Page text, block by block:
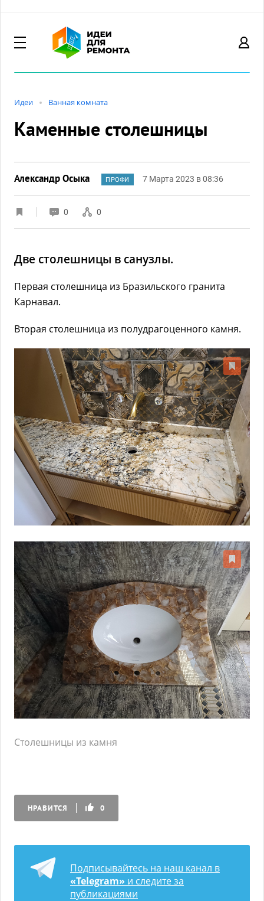
Идеи Ванная комната
Каменные столешницы
Александр Осыка ПРОФИ 7 Марта 2023 в 08:36
0 0
Две столешницы в санузлы.
Первая столешница из Бразильского гранита
Карнавал.
Вторая столешница из полудрагоценного камня.
Столешницы из камня
НРАВИТСЯ 0
Подписывайтесь на наш канал в
«Telegram» и следите за
публикациями